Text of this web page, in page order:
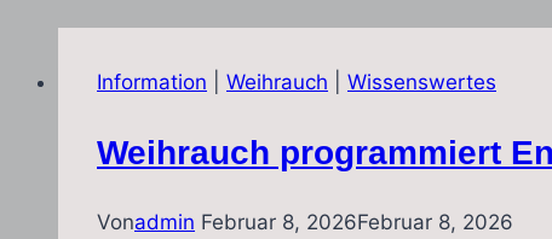
Information Weihrauch Wissenswertes
Weihrauch programmiert
Vonadmin Februar 8, 2026Februar 8, 2026